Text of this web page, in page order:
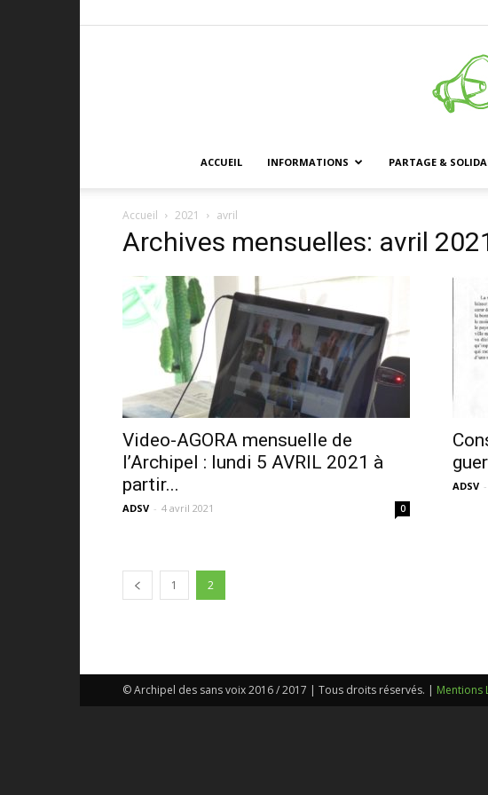
ACCUEIL INFORMATIONS PARTAGE &
Accueil 2021 avril
Archives mensuelles: avril
Video-AGORA mensuelle de
l’Archipel : lundi 5 AVRIL 2021 à
partir...
ADSV - 4 avril 2021 0
ADSV -
1 2
© Archipel des sans voix 2016 / 2017 | Tous droits réservés. | Mentions